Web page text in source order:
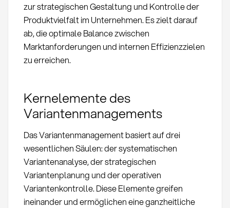
zur strategischen Gestaltung und Kontrolle der
Produktvielfalt im Unternehmen. Es zielt darauf
ab, die optimale Balance zwischen
Marktanforderungen und internen Effizienzzielen
zu erreichen.
Kernelemente des
Variantenmanagements
Das Variantenmanagement basiert auf drei
wesentlichen Säulen: der systematischen
Variantenanalyse, der strategischen
Variantenplanung und der operativen
Variantenkontrolle. Diese Elemente greifen
ineinander und ermöglichen eine ganzheitliche